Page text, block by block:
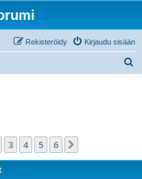
Kirjaudu sisään
Rekisteröidy
3 4 5 6